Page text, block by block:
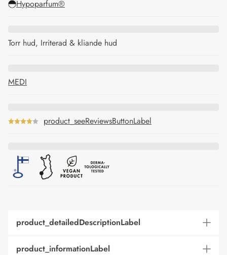
Hypoparfum®
Torr hud, Irriterad & kliande hud
MEDI
product_seeReviewsButtonLabel
product_detailedDescriptionLabel
product_informationLabel